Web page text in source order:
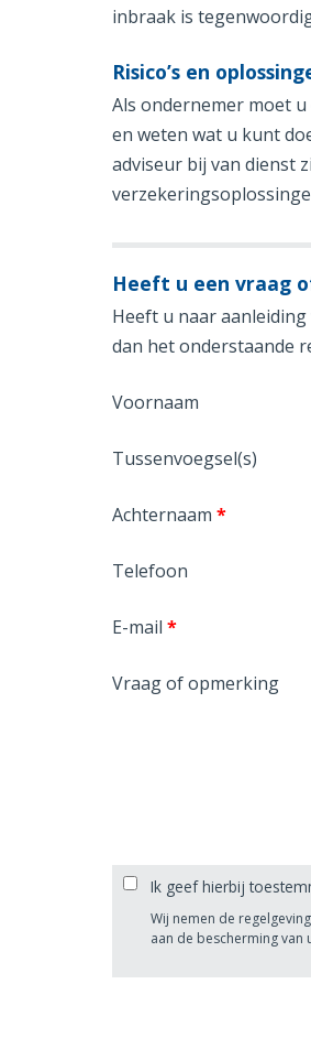
inbraak is
Risico’s en
Als ondernemer moet
en weten wat u kunt
adviseur bij van dienst
Heeft u een vraag
Heeft u naar
dan het onderstaande
Voornaam
Tussenvoegsel(s)
Achternaam *
Telefoon
E-mail *
Vraag of opmerking
Ik geef hierbij
Wij nemen de
aan de bescherming van